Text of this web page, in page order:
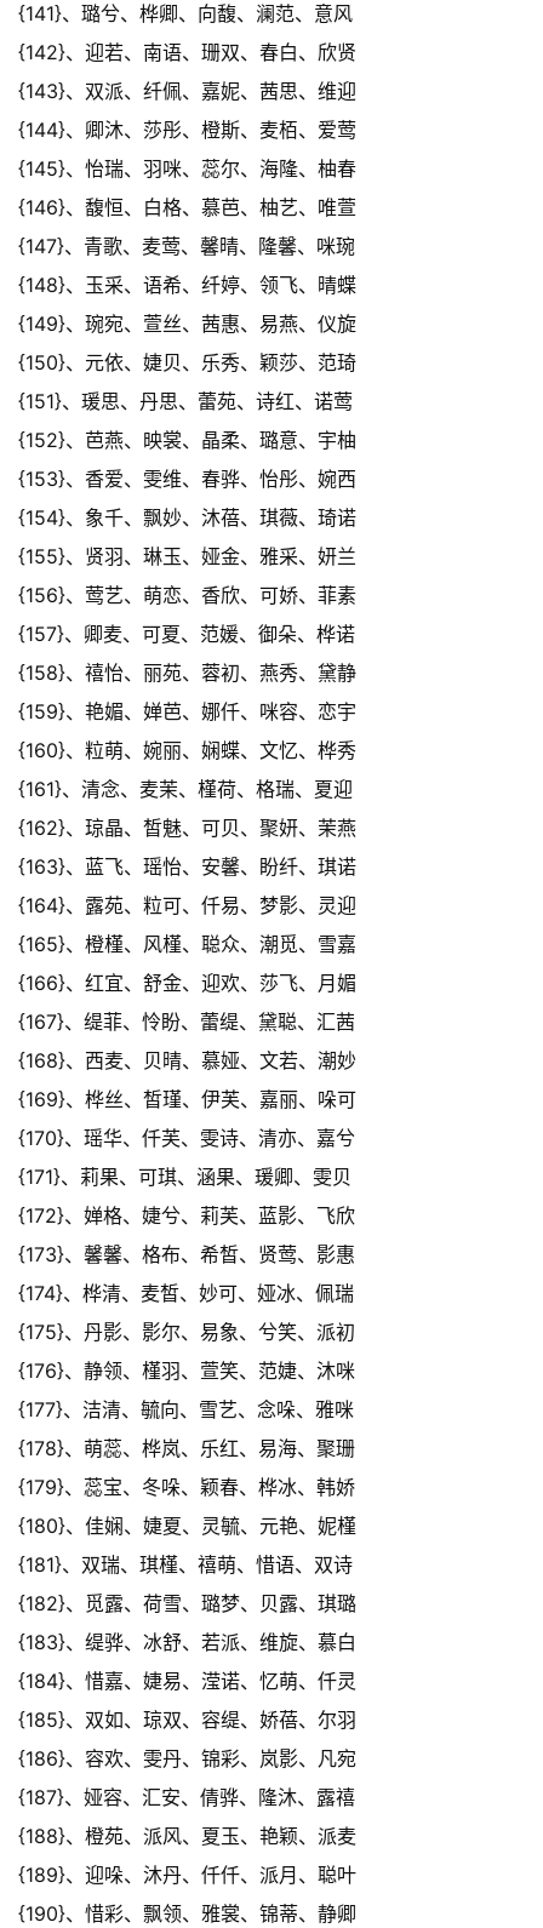
{141}、璐兮、桦卿、向馥、澜范、意风
{142}、迎若、南语、珊双、春白、欣贤
{143}、双派、纤佩、嘉妮、茜思、维迎
{144}、卿沐、莎彤、橙斯、麦栢、爱莺
{145}、怡瑞、羽咪、蕊尔、海隆、柚春
{146}、馥恒、白格、慕芭、柚艺、唯萱
{147}、青歌、麦莺、馨晴、隆馨、咪琬
{148}、玉采、语希、纤婷、领飞、晴蝶
{149}、琬宛、萱丝、茜惠、易燕、仪旋
{150}、元依、婕贝、乐秀、颖莎、范琦
{151}、瑗思、丹思、蕾苑、诗红、诺莺
{152}、芭燕、映裳、晶柔、璐意、宇柚
{153}、香爱、雯维、春骅、怡彤、婉西
{154}、象千、飘妙、沐蓓、琪薇、琦诺
{155}、贤羽、琳玉、娅金、雅采、妍兰
{156}、莺艺、萌恋、香欣、可娇、菲素
{157}、卿麦、可夏、范媛、御朵、桦诺
{158}、禧怡、丽苑、蓉初、燕秀、黛静
{159}、艳媚、婵芭、娜仟、咪容、恋宇
{160}、粒萌、婉丽、娴蝶、文忆、桦秀
{161}、清念、麦茉、槿荷、格瑞、夏迎
{162}、琼晶、皙魅、可贝、聚妍、茉燕
{163}、蓝飞、瑶怡、安馨、盼纤、琪诺
{164}、露苑、粒可、仟易、梦影、灵迎
{165}、橙槿、风槿、聪众、潮觅、雪嘉
{166}、红宜、舒金、迎欢、莎飞、月媚
{167}、缇菲、怜盼、蕾缇、黛聪、汇茜
{168}、西麦、贝晴、慕娅、文若、潮妙
{169}、桦丝、皙瑾、伊芙、嘉丽、哚可
{170}、瑶华、仟芙、雯诗、清亦、嘉兮
{171}、莉果、可琪、涵果、瑗卿、雯贝
{172}、婵格、婕兮、莉芙、蓝影、飞欣
{173}、馨馨、格布、希皙、贤莺、影惠
{174}、桦清、麦皙、妙可、娅冰、佩瑞
{175}、丹影、影尔、易象、兮笑、派初
{176}、静领、槿羽、萱笑、范婕、沐咪
{177}、洁清、毓向、雪艺、念哚、雅咪
{178}、萌蕊、桦岚、乐红、易海、聚珊
{179}、蕊宝、冬哚、颖春、桦冰、韩娇
{180}、佳娴、婕夏、灵毓、元艳、妮槿
{181}、双瑞、琪槿、禧萌、惜语、双诗
{182}、觅露、荷雪、璐梦、贝露、琪璐
{183}、缇骅、冰舒、若派、维旋、慕白
{184}、惜嘉、婕易、滢诺、忆萌、仟灵
{185}、双如、琼双、容缇、娇蓓、尔羽
{186}、容欢、雯丹、锦彩、岚影、凡宛
{187}、娅容、汇安、倩骅、隆沐、露禧
{188}、橙苑、派风、夏玉、艳颖、派麦
{189}、迎哚、沐丹、仟仟、派月、聪叶
{190}、惜彩、飘领、雅裳、锦蒂、静卿